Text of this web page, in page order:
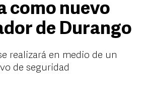
como nuevo
de Durango
realizará en medio de un
de seguridad